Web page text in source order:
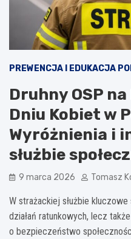
PREWENCJA I EDUKACJA
Druhny OSP
Dniu Kobiet w
Wyróżnienia i
służbie
9 marca 2026 Tomasz
W strażackiej służbie
działań ratunkowych, lecz
o bezpieczeństwo